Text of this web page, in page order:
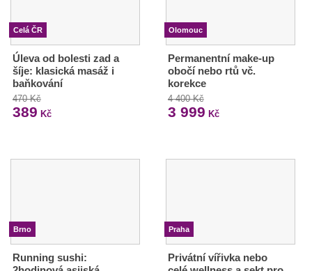
Celá ČR
Úleva od bolesti zad a
šíje: klasická masáž i
baňkování
470 Kč
389 Kč
Olomouc
Permanentní make-up
obočí nebo rtů vč.
korekce
4 400 Kč
3 999 Kč
Brno
Running sushi:
Praha
Privátní vířivka nebo